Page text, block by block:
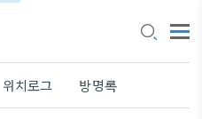
위치로그 방명록